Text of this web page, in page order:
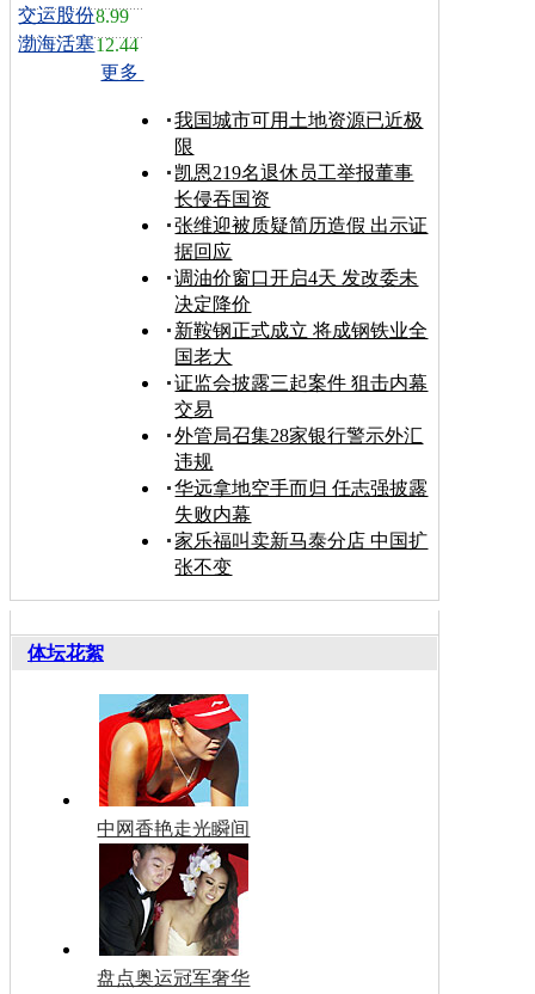
交运股份8.99
渤海活塞12.44
更多
我国城市可用土地资源已近极
限
凯恩219名退休员工举报董事
长侵吞国资
张维迎被质疑简历造假 出示证
据回应
调油价窗口开启4天 发改委未
决定降价
新鞍钢正式成立 将成钢铁业全
国老大
证监会披露三起案件 狙击内幕
交易
外管局召集28家银行警示外汇
违规
华远拿地空手而归 任志强披露
失败内幕
家乐福叫卖新马泰分店 中国扩
张不变
体坛花絮
中网香艳走光瞬间
盘点奥运冠军奢华